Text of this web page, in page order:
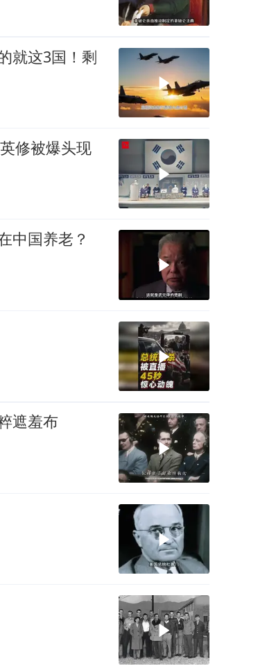
就这3国！剩
修被爆头现
中国养老？
遮羞布